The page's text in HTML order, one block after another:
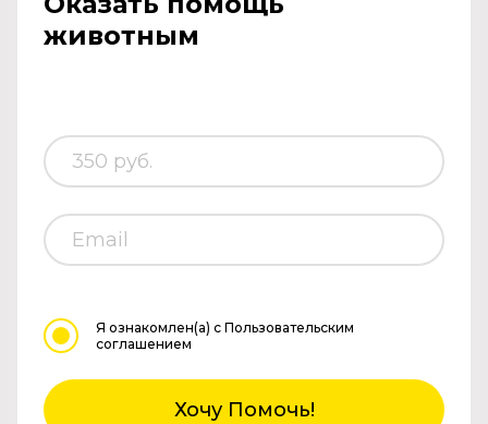
животным
Я ознакомлен(а) с Пользовательским
соглашением
Хочу Помочь!